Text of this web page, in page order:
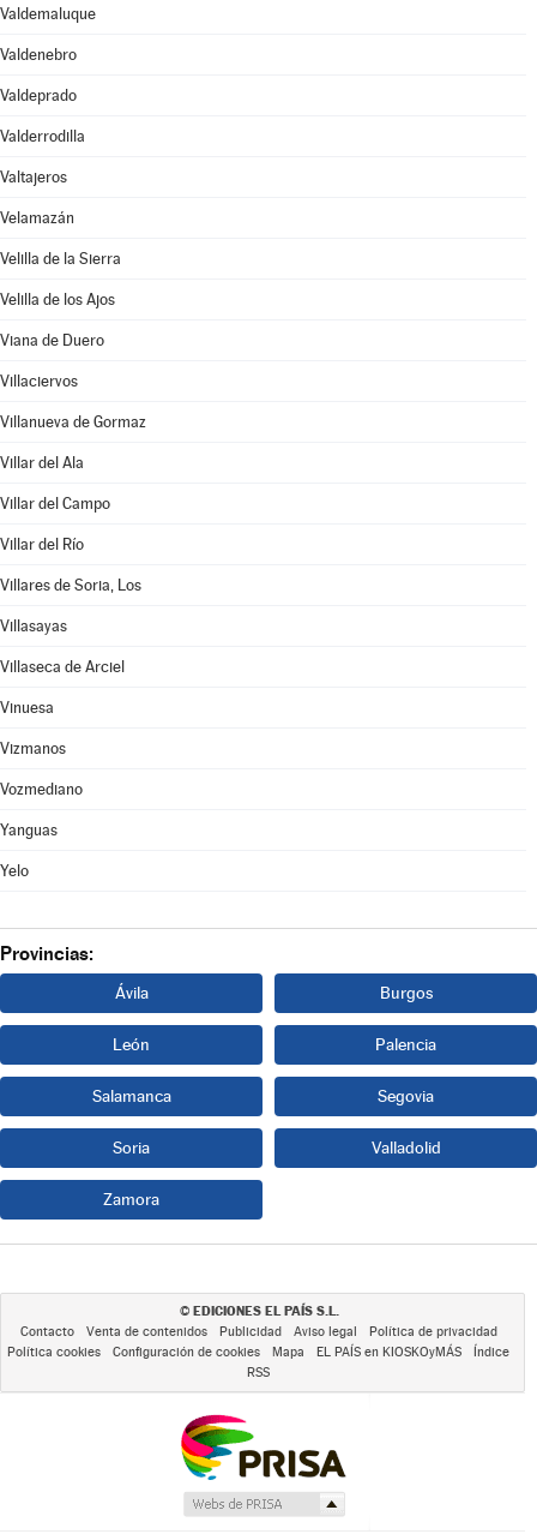
Valdemaluque
Valdenebro
Valdeprado
Valderrodilla
Valtajeros
Velamazán
Velilla de la Sierra
Velilla de los Ajos
Viana de Duero
Villaciervos
Villanueva de Gormaz
Villar del Ala
Villar del Campo
Villar del Río
Villares de Soria, Los
Villasayas
Villaseca de Arciel
Vinuesa
Vizmanos
Vozmediano
Yanguas
Yelo
Provincias:
Ávila Burgos
León Palencia
Salamanca Segovia
Soria Valladolid
Zamora
© EDICIONES EL PAÍS S.L.
Contacto Venta de contenidos Publicidad Aviso legal
Política de privacidad
Política cookies
Configuración de cookies Mapa EL PAÍS en KIOSKOyMÁS
Índice
RSS